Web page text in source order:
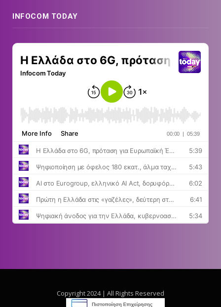
INFOCOM TODAY
Copyright 2024 | All Rights Reserved